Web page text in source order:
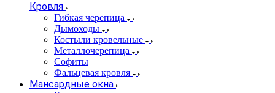
Кровля
Гибкая черепица
Дымоходы
Костыли кровельные
Металлочерепица
Софиты
Фальцевая кровля
Мансардные окна